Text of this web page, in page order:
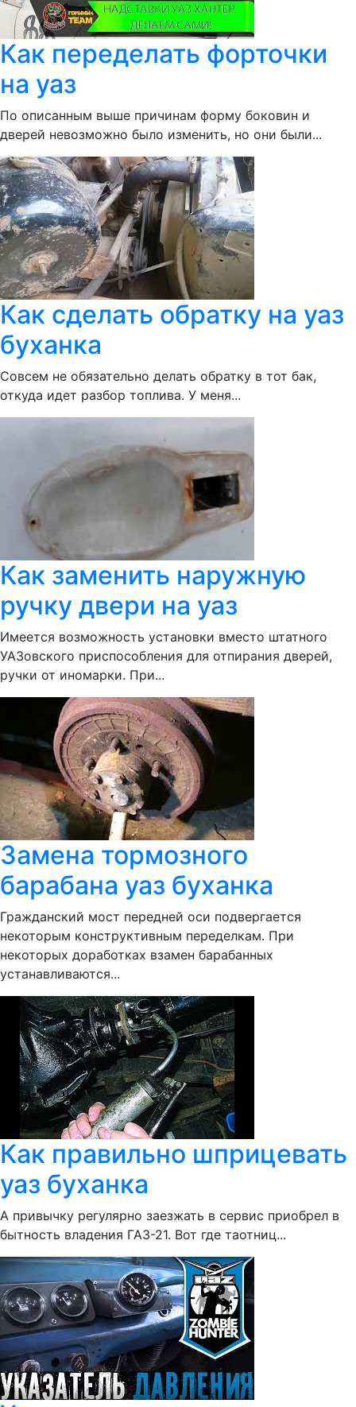
Как переделать форточки
на уаз
По описанным выше причинам форму боковин и
дверей невозможно было изменить, но они были...
Как сделать обратку на уаз
буханка
Совсем не обязательно делать обратку в тот бак,
откуда идет разбор топлива. У меня...
Как заменить наружную
ручку двери на уаз
Имеется возможность установки вместо штатного
УАЗовского приспособления для отпирания дверей,
ручки от иномарки. При...
Замена тормозного
барабана уаз буханка
Гражданский мост передней оси подвергается
некоторым конструктивным переделкам. При
некоторых доработках взамен барабанных
устанавливаются...
Как правильно шприцевать
уаз буханка
А привычку регулярно заезжать в сервис приобрел в
бытность владения ГАЗ-21. Вот где таотниц...